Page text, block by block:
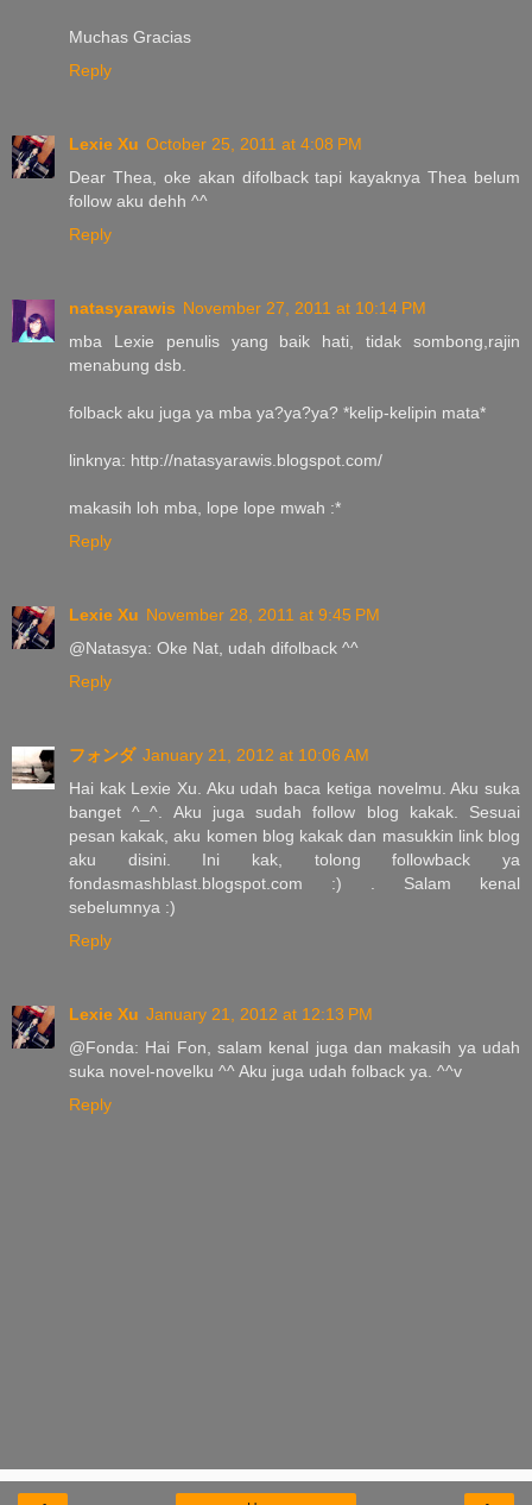
Muchas Gracias
Reply
Lexie Xu October 25, 2011 at 4:08 PM
Dear Thea, oke akan difolback tapi kayaknya Thea belum
follow aku dehh ^^
Reply
natasyarawis November 27, 2011 at 10:14 PM
mba Lexie penulis yang baik hati, tidak sombong,rajin
menabung dsb.
folback aku juga ya mba ya?ya?ya? *kelip-kelipin mata*
linknya: http://natasyarawis.blogspot.com/
makasih loh mba, lope lope mwah :*
Reply
Lexie Xu November 28, 2011 at 9:45 PM
@Natasya: Oke Nat, udah difolback ^^
Reply
フォンダ January 21, 2012 at 10:06 AM
Hai kak Lexie Xu. Aku udah baca ketiga novelmu. Aku suka
banget ^_^. Aku juga sudah follow blog kakak. Sesuai
pesan kakak, aku komen blog kakak dan masukkin link blog
aku disini. Ini kak, tolong followback ya
fondasmashblast.blogspot.com :) . Salam kenal
sebelumnya :)
Reply
Lexie Xu January 21, 2012 at 12:13 PM
@Fonda: Hai Fon, salam kenal juga dan makasih ya udah
suka novel-novelku ^^ Aku juga udah folback ya. ^^v
Reply